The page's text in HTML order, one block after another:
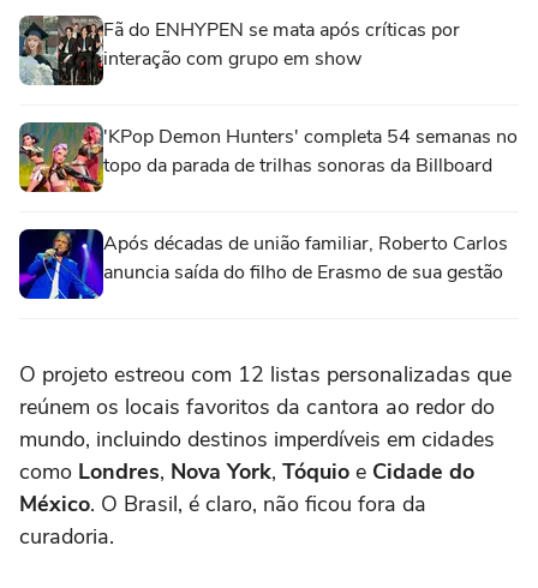
Fã do ENHYPEN se mata após críticas por
interação com grupo em show
'KPop Demon Hunters' completa 54 semanas no
topo da parada de trilhas sonoras da Billboard
Após décadas de união familiar, Roberto Carlos
anuncia saída do filho de Erasmo de sua gestão
O projeto estreou com 12 listas personalizadas que
reúnem os locais favoritos da cantora ao redor do
mundo, incluindo destinos imperdíveis em cidades
como Londres, Nova York, Tóquio e Cidade do
México. O Brasil, é claro, não ficou fora da
curadoria.